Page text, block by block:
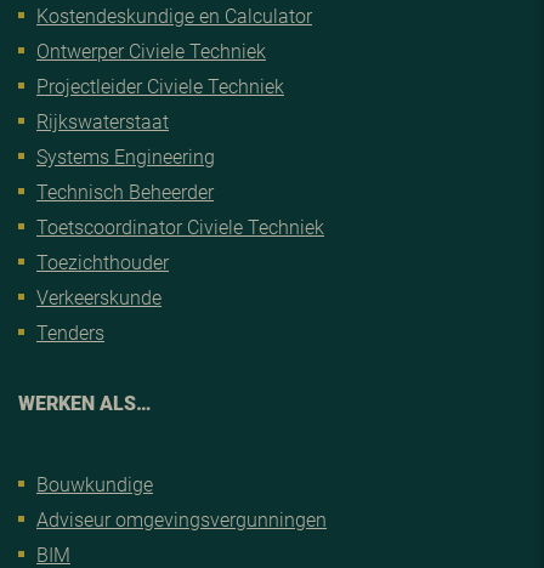
Kostendeskundige en Calculator
Ontwerper Civiele Techniek
Projectleider Civiele Techniek
Rijkswaterstaat
Systems Engineering
Technisch Beheerder
Toetscoordinator Civiele Techniek
Toezichthouder
Verkeerskunde
Tenders
WERKEN ALS…
Bouwkundige
Adviseur omgevingsvergunningen
BIM